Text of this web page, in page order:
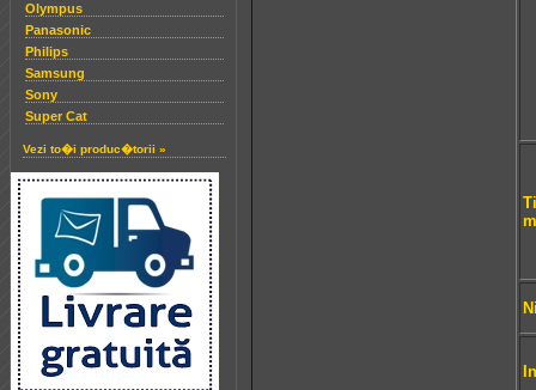
Olympus
Panasonic
Philips
Samsung
Sony
Super Cat
Vezi to�i produc�torii »